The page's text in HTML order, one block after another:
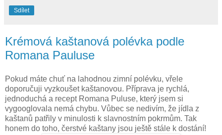
Sdílet
Krémová kaštanová polévka podle
Romana Pauluse
Pokud máte chuť na lahodnou zimní polévku, vřele
doporučuji vyzkoušet kaštanovou. Příprava je rychlá,
jednoduchá a recept Romana Puluse, který jsem si
vygooglovala nemá chybu. Vůbec se nedivím, že jídla z
kaštanů patřily v minulosti k slavnostním pokrmům. Tak
honem do toho, čerstvé kaštany jsou ještě stále k dostání!